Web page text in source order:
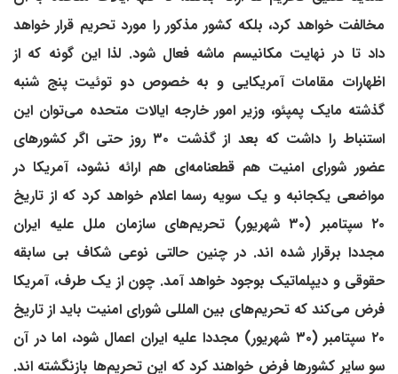
مخالفت خواهد کرد، بلکه کشور مذکور را مورد تحریم قرار خواهد
داد تا در نهایت مکانیسم ماشه فعال شود. لذا این گونه که از
اظهارات مقامات آمریکایی و به خصوص دو توئیت پنج شنبه
گذشته مایک پمپئو، وزیر امور خارجه ایالات متحده می‌توان این
استنباط را داشت که بعد از گذشت ۳۰ روز حتی اگر کشورهای
عضور شورای امنیت هم قطعنامه‌ای هم ارائه نشود، آمریکا در
مواضعی یکجانبه و یک سویه رسما اعلام خواهد کرد که از تاریخ
۲۰ سپتامبر (۳۰ شهریور) تحریم‌های سازمان ملل علیه ایران
مجددا برقرار شده اند. در چنین حالتی نوعی شکاف بی سابقه
حقوقی و دیپلماتیک بوجود خواهد آمد. چون از یک طرف، آمریکا
فرض می‌کند که تحریم‌های بین المللی شورای امنیت باید از تاریخ
۲۰ سپتامبر (۳۰ شهریور) مجددا علیه ایران اعمال شود، اما در آن
سو سایر کشور‌ها فرض خواهند کرد که این تحریم‌ها بازنگشته اند.